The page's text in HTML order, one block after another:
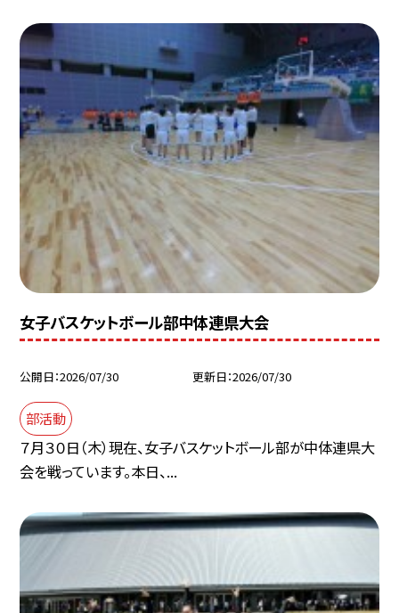
女子バスケットボール部中体連県大会
公開日 2026/07/30 更新日 2026/07/30
部活動
７月３０日（木）現在、女子バスケットボール部が中体連県大
会を戦っています。本日、...